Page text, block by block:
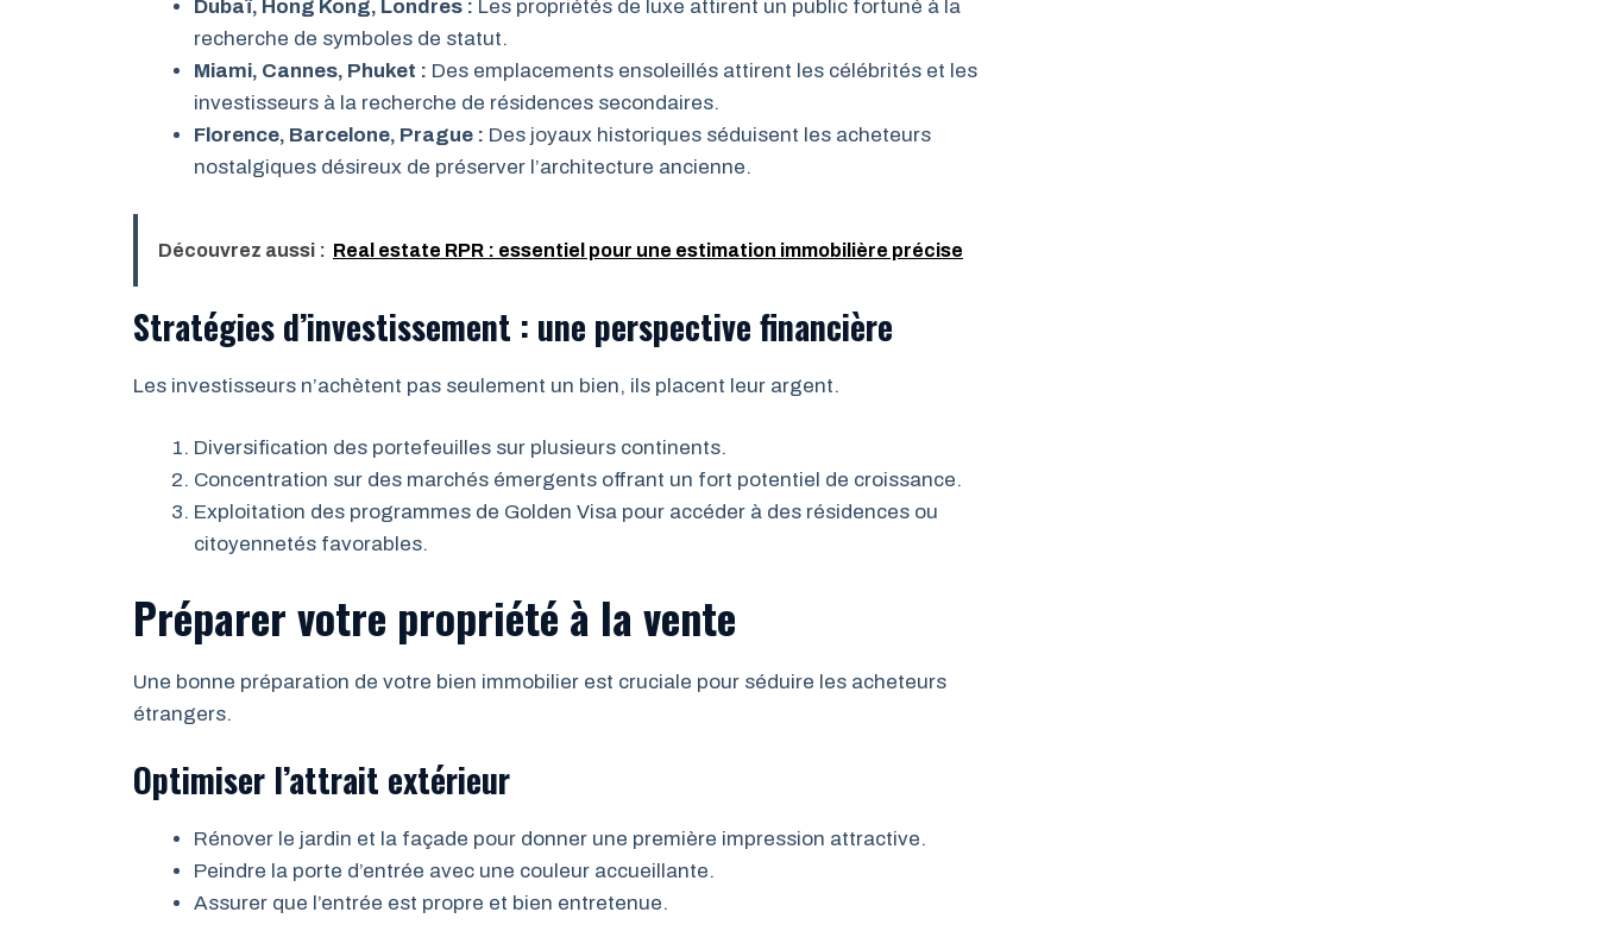
Dubaï, Hong Kong, Londres : Les propriétés de luxe attirent un public fortuné à la
recherche de symboles de statut.
Miami, Cannes, Phuket : Des emplacements ensoleillés attirent les célébrités et les
investisseurs à la recherche de résidences secondaires.
Florence, Barcelone, Prague : Des joyaux historiques séduisent les acheteurs
nostalgiques désireux de préserver l’architecture ancienne.
Découvrez aussi : Real estate RPR : essentiel pour une estimation immobilière précise
Stratégies d’investissement : une perspective financière
Les investisseurs n’achètent pas seulement un bien, ils placent leur argent.
Diversification des portefeuilles sur plusieurs continents.
Concentration sur des marchés émergents offrant un fort potentiel de croissance.
Exploitation des programmes de Golden Visa pour accéder à des résidences ou
citoyennetés favorables.
Préparer votre propriété à la vente
Une bonne préparation de votre bien immobilier est cruciale pour séduire les acheteurs
étrangers.
Optimiser l’attrait extérieur
Rénover le jardin et la façade pour donner une première impression attractive.
Peindre la porte d’entrée avec une couleur accueillante.
Assurer que l’entrée est propre et bien entretenue.